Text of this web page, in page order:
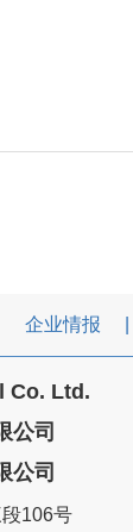
企业情报
Co. Ltd.
公司
公司
106号